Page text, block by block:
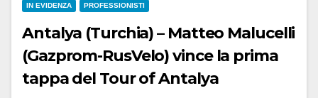
IN EVIDENZA PROFESSIONISTI
Antalya (Turchia) – Matteo Malucelli
(Gazprom-RusVelo) vince la prima
tappa del Tour of Antalya